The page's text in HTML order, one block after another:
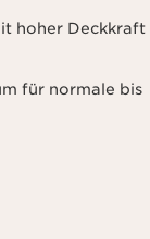
hoher Deckkraft
für normale bis